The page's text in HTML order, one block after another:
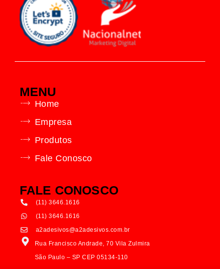
MENU
Home
Empresa
Produtos
Fale Conosco
FALE CONOSCO
(11) 3646.1616
(11) 3646.1616
a2adesivos@a2adesivos.com.br
Rua Francisco Andrade, 70 Vila Zulmira
São Paulo – SP CEP 05134-110